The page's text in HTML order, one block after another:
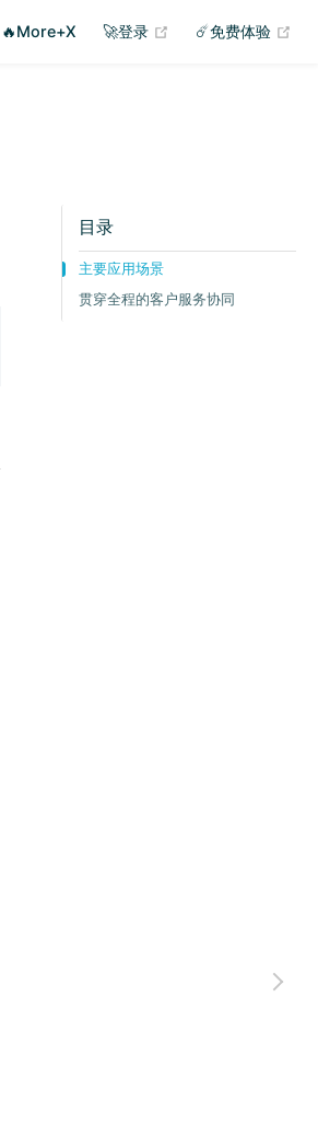
🔥More+X 🚀登录 (opens new
☄️免费体验
目录
主要应用场景
贯穿全程的客户服务协同